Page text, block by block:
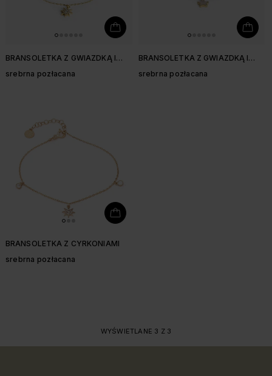
BRANSOLETKA Z GWIAZDKĄ I
srebrna pozłacana
BRANSOLETKA Z GWIAZDKĄ I
srebrna pozłacana
BRANSOLETKA Z CYRKONIAMI
srebrna pozłacana
WYŚWIETLANE 3 Z 3